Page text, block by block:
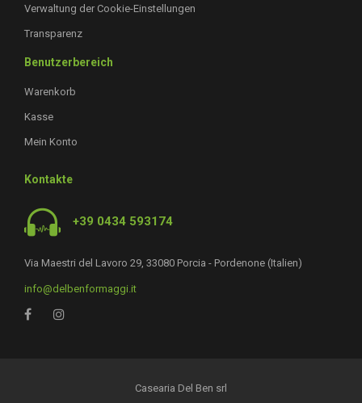
Verwaltung der Cookie-Einstellungen
Transparenz
Benutzerbereich
Warenkorb
Kasse
Mein Konto
Kontakte
+39 0434 593174
Via Maestri del Lavoro 29, 33080 Porcia - Pordenone (Italien)
info@delbenformaggi.it
Casearia Del Ben srl